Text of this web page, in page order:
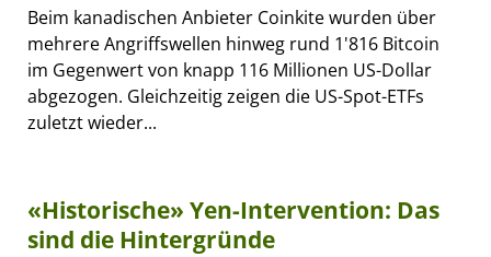
Beim kanadischen Anbieter Coinkite wurden über
mehrere Angriffswellen hinweg rund 1'816 Bitcoin
im Gegenwert von knapp 116 Millionen US-Dollar
abgezogen. Gleichzeitig zeigen die US-Spot-ETFs
zuletzt wieder...
«Historische» Yen-Intervention: Das
sind die Hintergründe